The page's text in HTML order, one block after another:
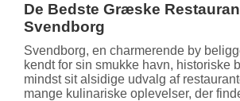
De Bedste Græske
Svendborg
Svendborg, en charmerende by
kendt for sin smukke havn, historiske
mindst sit alsidige udvalg af
mange kulinariske oplevelser, der